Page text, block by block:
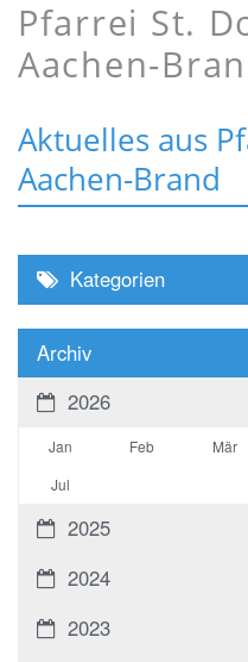
Pfarrei St.
Aachen-
Aktuelles aus
Aachen-Brand
Kategorien
Archiv
2026
Jan Feb Mär
Jul
2025
2024
2023